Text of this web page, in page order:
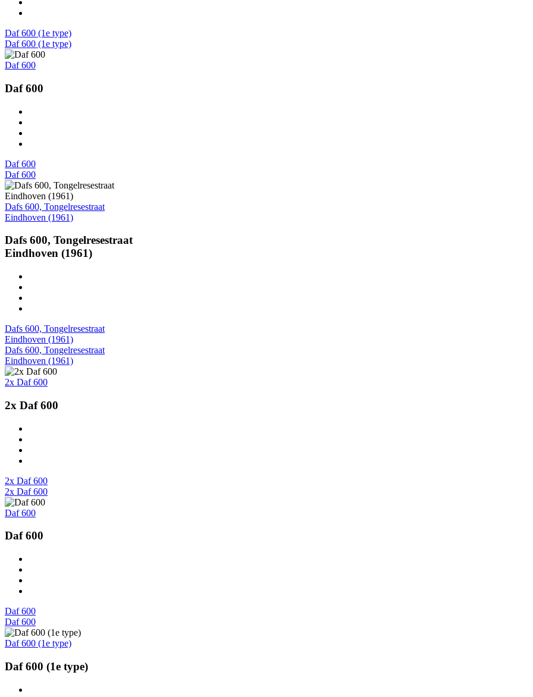
Daf 600 (1e type)
Daf 600 (1e type)
Daf 600
Daf 600
Daf 600
Daf 600
Dafs 600, Tongelresestraat
Eindhoven (1961)
Dafs 600, Tongelresestraat
Eindhoven (1961)
Dafs 600, Tongelresestraat
Eindhoven (1961)
Dafs 600, Tongelresestraat
Eindhoven (1961)
2x Daf 600
2x Daf 600
2x Daf 600
2x Daf 600
Daf 600
Daf 600
Daf 600
Daf 600
Daf 600 (1e type)
Daf 600 (1e type)